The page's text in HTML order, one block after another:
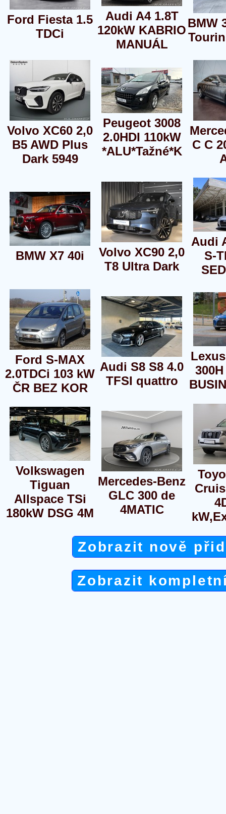
Ford Fiesta 1.5
TDCi
Audi A4 1.8T
120kW KABRIO
MANUÁL
BMW
Volvo XC60 2,0
B5 AWD Plus
Dark 5949
Peugeot 3008
2.0HDI 110kW
*ALU*Tažné*K
C C
BMW X7 40i
Volvo XC90 2,0
T8 Ultra Dark
Audi
S-
Ford S-MAX
2.0TDCi 103 kW
ČR BEZ KOR
Audi S8 S8 4.0
TFSI quattro
Volkswagen
Tiguan
Allspace TSi
180kW DSG 4M
Mercedes-Benz
GLC 300 de
4MATIC
Zobrazit nově
Zobrazit